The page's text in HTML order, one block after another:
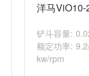
洋马
铲斗容量:
额定功率:
kw/rpm